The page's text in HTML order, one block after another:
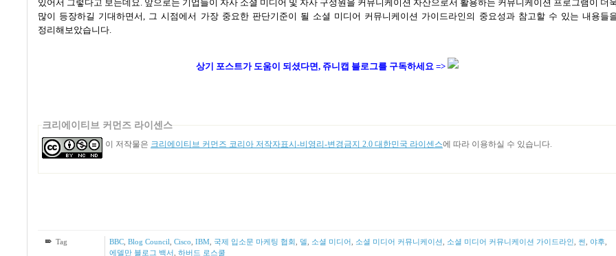
있어서 그렇다고 보는데요. 앞으로는 기업들이 자사 소셜 미디어 및 자사 구성원을 커뮤니케이션 자산으로서 활용하는 커뮤니케이션 프로그램이 더
많이 등장하길 기대하면서, 그 시점에서 가장 중요한 판단기준이 될 소셜 미디어 커뮤니케이션 가이드라인의 중요성과 참고할 수 있는 내용들
정리해보았습니다.
상기 포스트가 도움이 되셨다면, 쥬니캡 블로그를 구독하세요 =>
크리에이티브 커먼즈 라이센스
이 저작물은 크리에이티브 커먼즈 코리아 저작자표시-비영리-변경금지 2.0 대한민국 라이센스에 따라 이용하실 수 있습니다.
Tag BBC, Blog Council Cisco IBM, 국제 입소문 마케팅 협회 델 소셜 미디어 소셜 미디어 커뮤니케이션 소셜 미디어 커뮤니케이션 가이드라인 썬 야후
에델만 블로그 백서 하버드 로스쿨